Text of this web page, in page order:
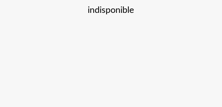
indisponible